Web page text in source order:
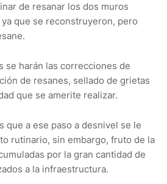
de resanar los dos muros
que se reconstruyeron, pero
se harán las correcciones de
de resanes, sellado de grietas
que se amerite realizar.
que a ese paso a desnivel se le
rutinario, sin embargo, fruto de la
por la gran cantidad de
a la infraestructura.